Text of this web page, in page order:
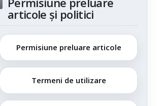
articole și politici
Permisiune preluare articole
Termeni de utilizare